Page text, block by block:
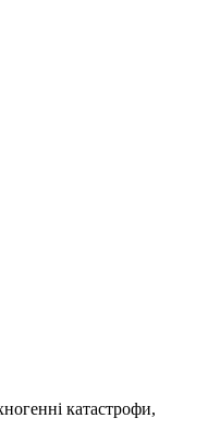
катастрофи,